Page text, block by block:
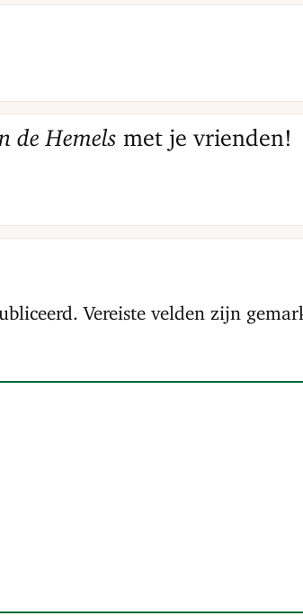
de Hemels met je vrienden!
Vereiste velden zijn